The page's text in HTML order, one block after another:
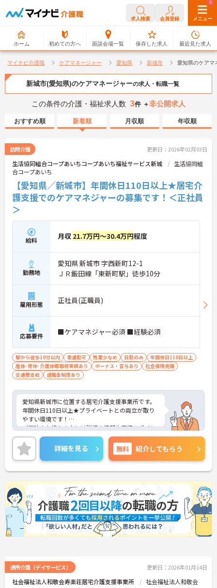
求人検索 会員登録 メニュー
ホーム 初めての方へ 面談会場一覧
0
保存した求人
0
最近見た求人
マイナビ介護職 ケアマネージャー 愛知県 新城市 愛知県のケアマ
新城市(愛知県)のケアマネージャーの求人・転職一覧
この条件の介護・福祉求人数 3件 ＋非公開求人
おすすめ順 新着順 月収順 年収順
訪問介護 更新日：2026年02月03日
生活協同組合コープあいちコープあいち福祉サービス新城
生活協同組
合コープあいち
【愛知県／新城市】年間休日110日以上★居宅介
護支援でのケアマネジャーの募集です！＜正社員
＞
給料 月収 21.7万円～30.4万円程度
勤務地
愛知県 新城市 字西新町12-1
ＪＲ飯田線「東新町駅」徒歩10分
雇用形態 正社員(正職員)
応募要件 ■ケアマネジャー必須 ■経験必須
駅から徒歩10分以内 車通勤可 残業少なめ 日勤のみ
年間休日110日以上
産休･育休･介護休暇取得実績あり
ボーナス・賞与あり
社会保険完備
交通費支給
退職金制度あり
愛知県新城市に位置する居宅介護支援事業所です。
年間休日110日以上★プライベートとの両立が取り
やすい環境です！
ご興味をお持ちの方には詳細の情報や面接のポイン
トをお伝えしますのでお気軽にお問い合わせくださ
いませ。
詳細を見る 無料 紹介してもらう
通所介護（デイサービス） 更新日：2026年01月14日
社会福祉法人和敬会寿楽荘居宅介護支援事業所 社会福祉法人和敬会